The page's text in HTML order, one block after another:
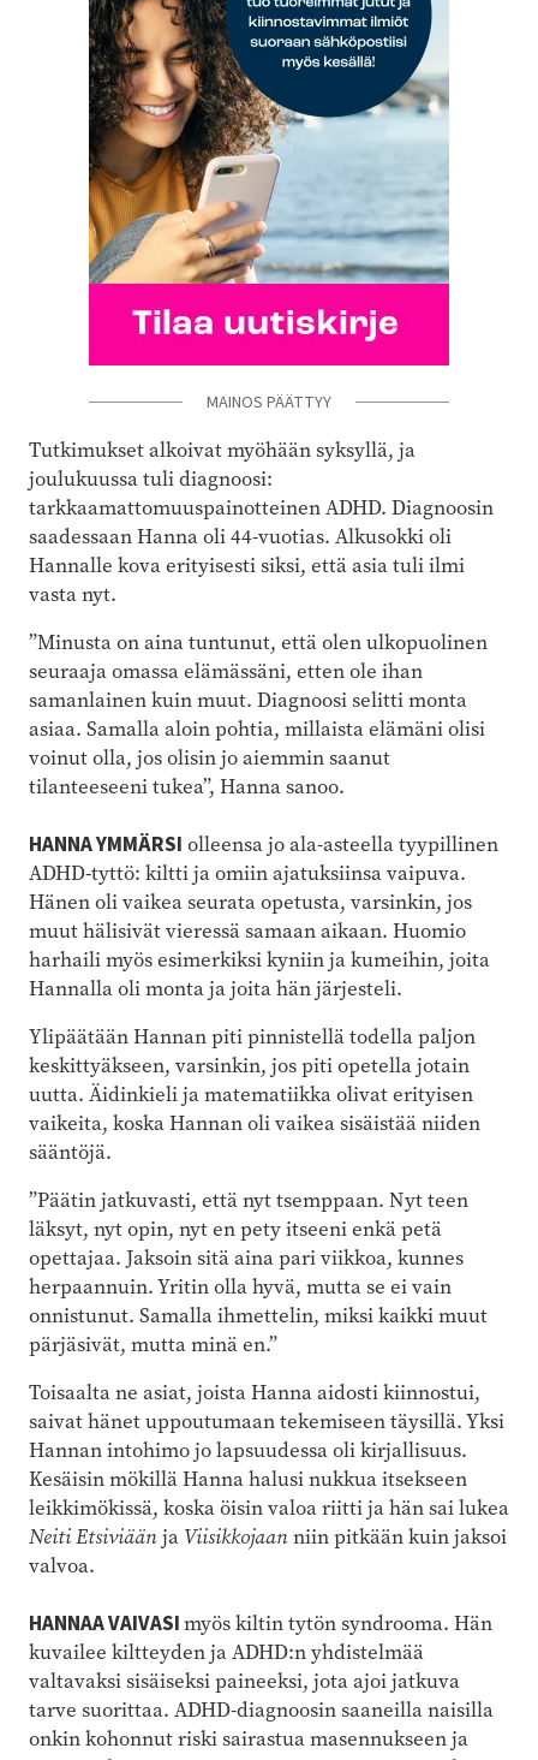
MAINOS PÄÄTTYY
Tutkimukset alkoivat myöhään syksyllä, ja
joulukuussa tuli diagnoosi:
tarkkaamattomuuspainotteinen ADHD. Diagnoosin
saadessaan Hanna oli 44-vuotias. Alkusokki oli
Hannalle kova erityisesti siksi, että asia tuli ilmi
vasta nyt.
”Minusta on aina tuntunut, että olen ulkopuolinen
seuraaja omassa elämässäni, etten ole ihan
samanlainen kuin muut. Diagnoosi selitti monta
asiaa. Samalla aloin pohtia, millaista elämäni olisi
voinut olla, jos olisin jo aiemmin saanut
tilanteeseeni tukea”, Hanna sanoo.
HANNA YMMÄRSI olleensa jo ala-asteella tyypillinen
ADHD-tyttö: kiltti ja omiin ajatuksiinsa vaipuva.
Hänen oli vaikea seurata opetusta, varsinkin, jos
muut hälisivät vieressä samaan aikaan. Huomio
harhaili myös esimerkiksi kyniin ja kumeihin, joita
Hannalla oli monta ja joita hän järjesteli.
Ylipäätään Hannan piti pinnistellä todella paljon
keskittyäkseen, varsinkin, jos piti opetella jotain
uutta. Äidinkieli ja matematiikka olivat erityisen
vaikeita, koska Hannan oli vaikea sisäistää niiden
sääntöjä.
”Päätin jatkuvasti, että nyt tsemppaan. Nyt teen
läksyt, nyt opin, nyt en pety itseeni enkä petä
opettajaa. Jaksoin sitä aina pari viikkoa, kunnes
herpaannuin. Yritin olla hyvä, mutta se ei vain
onnistunut. Samalla ihmettelin, miksi kaikki muut
pärjäsivät, mutta minä en.”
Toisaalta ne asiat, joista Hanna aidosti kiinnostui,
saivat hänet uppoutumaan tekemiseen täysillä. Yksi
Hannan intohimo jo lapsuudessa oli kirjallisuus.
Kesäisin mökillä Hanna halusi nukkua itsekseen
leikkimökissä, koska öisin valoa riitti ja hän sai lukea
Neiti Etsiviäänja Viisikkojaanniin pitkään kuin jaksoi
valvoa.
HANNAA VAIVASImyös kiltin tytön syndrooma. Hän
kuvailee kiltteyden ja ADHD:n yhdistelmää
valtavaksi sisäiseksi paineeksi, jota ajoi jatkuva
tarve suorittaa. ADHD-diagnoosin saaneilla naisilla
onkin kohonnut riski sairastua masennukseen ja